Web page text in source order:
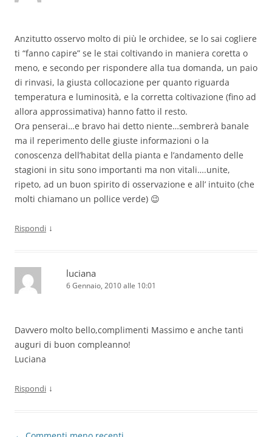
Anzitutto osservo molto di più le orchidee, se lo sai cogliere
ti “fanno capire” se le stai coltivando in maniera coretta o
meno, e secondo per rispondere alla tua domanda, un paio
di rinvasi, la giusta collocazione per quanto riguarda
temperatura e luminosità, e la corretta coltivazione (fino ad
allora approssimativa) hanno fatto il resto.
Ora penserai…e bravo hai detto niente…sembrerà banale
ma il reperimento delle giuste informazioni o la
conoscenza dell’habitat della pianta e l’andamento delle
stagioni in situ sono importanti ma non vitali….unite,
ripeto, ad un buon spirito di osservazione e all’ intuito (che
molti chiamano un pollice verde) 😉
Rispondi ↓
luciana
6 Gennaio, 2010 alle 10:01
Davvero molto bello,complimenti Massimo e anche tanti
auguri di buon compleanno!
Luciana
Rispondi ↓